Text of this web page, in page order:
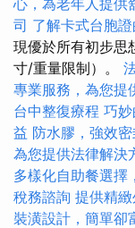
心，為老年人提供
司 了解卡式台胞
現優於所有初步思
寸/重量限制）。
專業服務，為您提
台中整復療程 巧
益 防水膠，強效
為您提供法律解決
多樣化自助餐選擇
稅務諮詢 提供精
裝潢設計，簡單卻